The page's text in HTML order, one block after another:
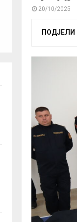
20/10/2025
ПОДЈЕЛИ